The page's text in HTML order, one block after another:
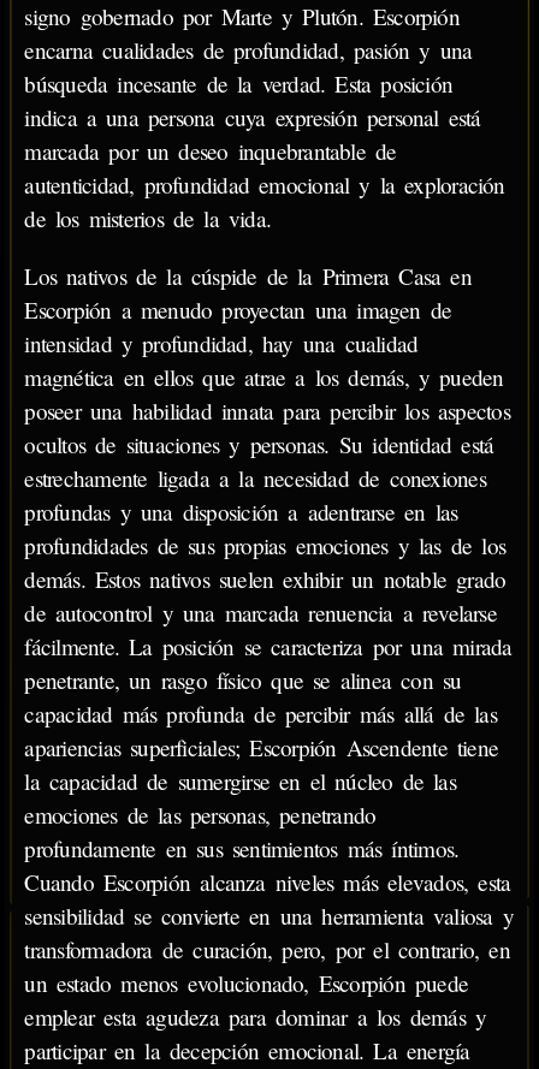
signo gobernado por Marte y Plutón. Escorpión
encarna cualidades de profundidad, pasión y una
búsqueda incesante de la verdad. Esta posición
indica a una persona cuya expresión personal está
marcada por un deseo inquebrantable de
autenticidad, profundidad emocional y la exploración
de los misterios de la vida.
Los nativos de la cúspide de la Primera Casa en
Escorpión a menudo proyectan una imagen de
intensidad y profundidad, hay una cualidad
magnética en ellos que atrae a los demás, y pueden
poseer una habilidad innata para percibir los aspectos
ocultos de situaciones y personas. Su identidad está
estrechamente ligada a la necesidad de conexiones
profundas y una disposición a adentrarse en las
profundidades de sus propias emociones y las de los
demás. Estos nativos suelen exhibir un notable grado
de autocontrol y una marcada renuencia a revelarse
fácilmente. La posición se caracteriza por una mirada
penetrante, un rasgo físico que se alinea con su
capacidad más profunda de percibir más allá de las
apariencias superficiales; Escorpión Ascendente tiene
la capacidad de sumergirse en el núcleo de las
emociones de las personas, penetrando
profundamente en sus sentimientos más íntimos.
Cuando Escorpión alcanza niveles más elevados, esta
sensibilidad se convierte en una herramienta valiosa y
transformadora de curación, pero, por el contrario, en
un estado menos evolucionado, Escorpión puede
emplear esta agudeza para dominar a los demás y
participar en la decepción emocional. La energía